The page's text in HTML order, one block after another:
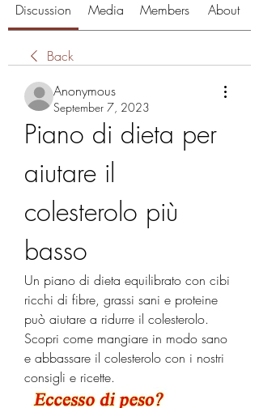
Discussion Media Members About
Back
Anonymous
September 7, 2023
Piano di dieta per
aiutare il
colesterolo più
basso
Un piano di dieta equilibrato con cibi
ricchi di fibre, grassi sani e proteine ​​
può aiutare a ridurre il colesterolo.
Scopri come mangiare in modo sano
e abbassare il colesterolo con i nostri
consigli e ricette.